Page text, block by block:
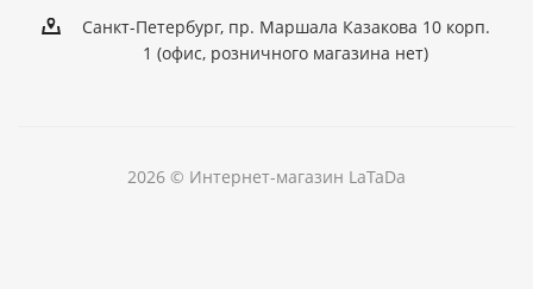
Санкт-Петербург, пр. Маршала Казакова 10 корп.
1 (офис, розничного магазина нет)
2026 © Интернет-магазин LaTaDa